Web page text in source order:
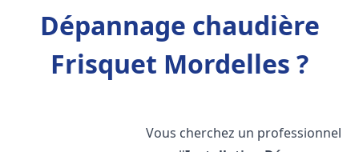
Dépannage chaudière
Frisquet Mordelles ?
Vous cherchez un professionnel